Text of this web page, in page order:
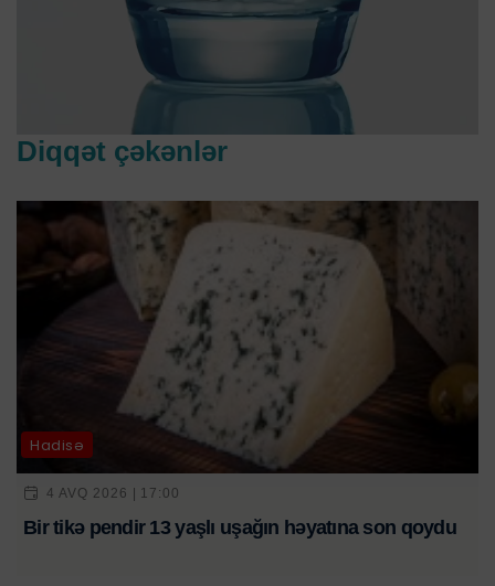
Diqqət çəkənlər
Hadisə
4 AVQ 2026 | 17:00
Bir tikə pendir 13 yaşlı uşağın həyatına son qoydu